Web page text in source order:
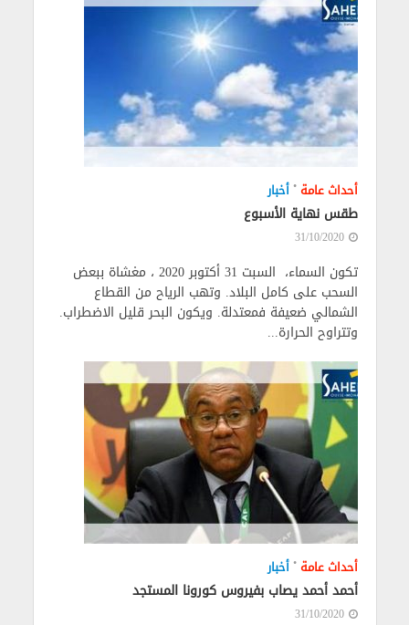
أحداث عامة • أخبار
طقس نهاية الأسبوع
31/10/2020
تكون السماء، السبت 31 أكتوبر 2020 ، مغشاة ببعض
السحب على كامل البلاد. وتهب الرياح من القطاع
الشمالي ضعيفة فمعتدلة. ويكون البحر قليل الاضطراب.
وتتراوح الحرارة...
أحداث عامة • أخبار
أحمد أحمد يصاب بفيروس كورونا المستجد
31/10/2020